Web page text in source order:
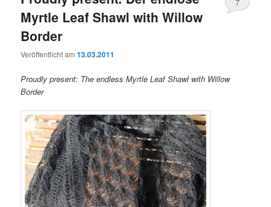
Myrtle Leaf Shawl with Willow
Border
Veröffentlicht am13.03.2011
Proudly present: The endless Myrtle Leaf Shawl with Willow
Border